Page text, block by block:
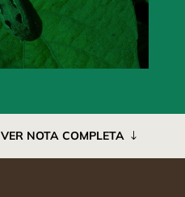
VER NOTA COMPLETA